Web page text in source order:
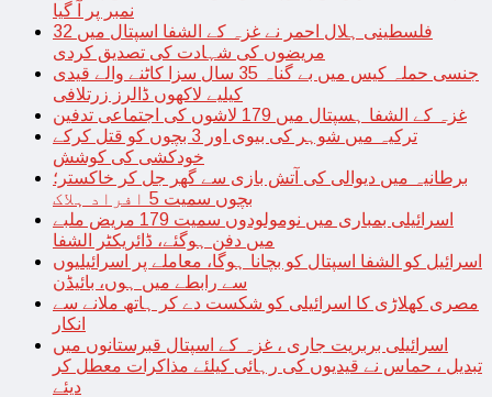
نمبر پر آ گیا
فلسطینی ہلال احمر نے غزہ کے الشفا اسپتال میں 32
مریضوں کی شہادت کی تصدیق کردی
جنسی حملہ کیس میں بے گناہ 35 سال سزا کاٹنے والے قیدی
کیلیے لاکھوں ڈالرز زرتلافی
غزہ کے الشفا ہسپتال میں 179 لاشوں کی اجتماعی تدفین
ترکیہ میں شوہر کی بیوی اور 3 بچوں کو قتل کرکے
خودکشی کی کوشش
برطانیہ میں دیوالی کی آتش بازی سے گھر جل کر خاکستر؛
بچوں سمیت 5 افراد ہلاک
اسرائیلی بمباری میں نومولودوں سمیت 179 مریض ملبے
میں دفن ہوگئے، ڈائریکٹر الشفا
اسرائیل کو الشفا اسپتال کو بچانا ہوگا، معاملے پر اسرائیلیوں
سے رابطے میں ہوں، بائیڈن
مصری کھلاڑی کا اسرائیلی کو شکست دے کر ہاتھ ملانے سے
انکار
اسرائیلی بربریت جاری ، غزہ کے اسپتال قبرستانوں میں
تبدیل ، حماس نے قیدیوں کی رہائی کیلئے مذاکرات معطل کر
دیئے